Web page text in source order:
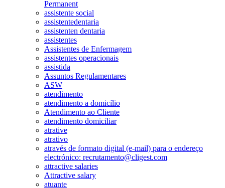
Permanent
assistente social
assistentedentaria
assistenten dentaria
assistentes
Assistentes de Enfermagem
assistentes operacionais
assistida
Assuntos Regulamentares
ASW
atendimento
atendimento a domicílio
Atendimento ao Cliente
atendimento domiciliar
atrative
atrativo
através de formato digital (e-mail) para o endereço
electrónico: recrutamento@cligest.com
attractive salaries
Attractive salary
atuante